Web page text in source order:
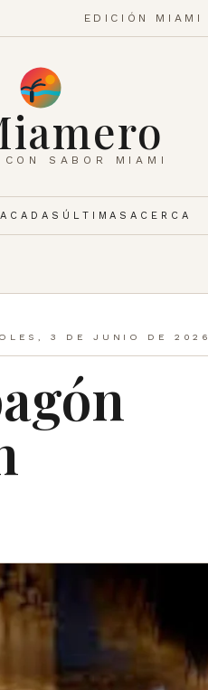
EDICIÓN MIAMI
SABOR MIAMI
ÚLTIMASACERCA
3 DE JUNIO DE 2026